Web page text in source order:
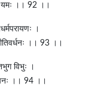
यमः ।। 92 ।।
।
।। 93 ।।
विभुः ।
।। 94 ।।